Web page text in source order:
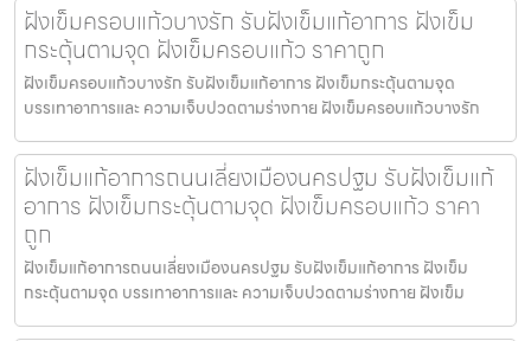
ฝังเข็มครอบแก้วบางรัก รับฝังเข็มแก้อาการ ฝังเข็ม
กระตุ้นตามจุด ฝังเข็มครอบแก้ว ราคาถูก
ฝังเข็มครอบแก้วบางรัก รับฝังเข็มแก้อาการ ฝังเข็มกระตุ้นตามจุด
บรรเทาอาการและ ความเจ็บปวดตามร่างกาย ฝังเข็มครอบแก้วบางรัก
ฝังเข็มแก้อาการถนนเลี่ยงเมืองนครปฐม รับฝังเข็มแก้
อาการ ฝังเข็มกระตุ้นตามจุด ฝังเข็มครอบแก้ว ราคา
ถูก
ฝังเข็มแก้อาการถนนเลี่ยงเมืองนครปฐม รับฝังเข็มแก้อาการ ฝังเข็ม
กระตุ้นตามจุด บรรเทาอาการและ ความเจ็บปวดตามร่างกาย ฝังเข็ม